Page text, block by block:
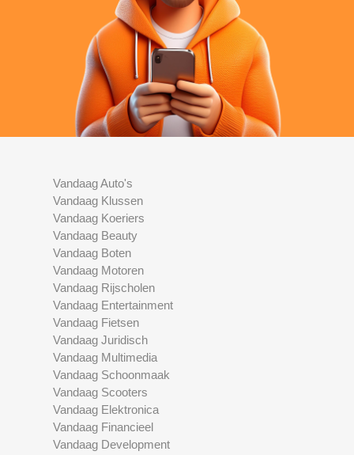
Vandaag Auto's
Vandaag Klussen
Vandaag Koeriers
Vandaag Beauty
Vandaag Boten
Vandaag Motoren
Vandaag Rijscholen
Vandaag Entertainment
Vandaag Fietsen
Vandaag Juridisch
Vandaag Multimedia
Vandaag Schoonmaak
Vandaag Scooters
Vandaag Elektronica
Vandaag Financieel
Vandaag Development